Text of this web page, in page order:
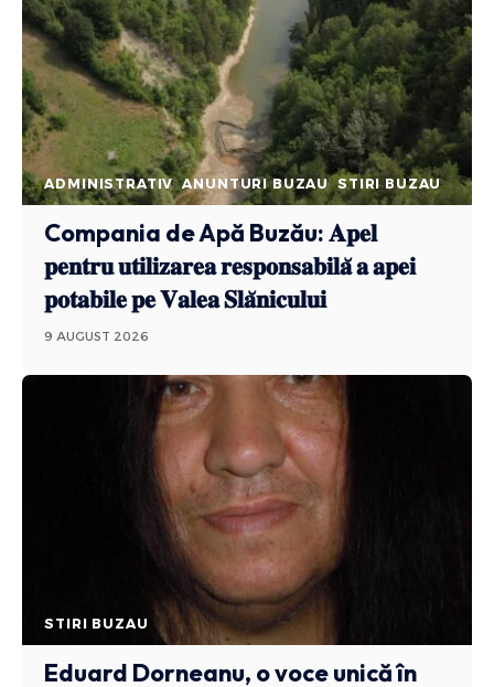
ADMINISTRATIV ANUNTURI BUZAU STIRI BUZAU
Compania de Apă Buzău: 𝐀𝐩𝐞𝐥
𝐩𝐞𝐧𝐭𝐫𝐮 𝐮𝐭𝐢𝐥𝐢𝐳𝐚𝐫𝐞𝐚 𝐫𝐞𝐬𝐩𝐨𝐧𝐬𝐚𝐛𝐢𝐥𝐚̆ 𝐚 𝐚𝐩𝐞𝐢
𝐩𝐨𝐭𝐚𝐛𝐢𝐥𝐞 𝐩𝐞 𝐕𝐚𝐥𝐞𝐚 𝐒𝐥𝐚̆𝐧𝐢𝐜𝐮𝐥𝐮𝐢
9 AUGUST 2026
STIRI BUZAU
Eduard Dorneanu, o voce unică în